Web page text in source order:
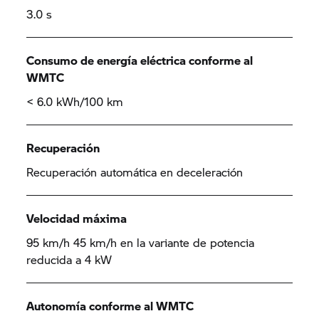
3.0 s
Consumo de energía eléctrica conforme al
WMTC
< 6.0 kWh/100 km
Recuperación
Recuperación automática en deceleración
Velocidad máxima
95 km/h 45 km/h en la variante de potencia
reducida a 4 kW
Autonomía conforme al WMTC